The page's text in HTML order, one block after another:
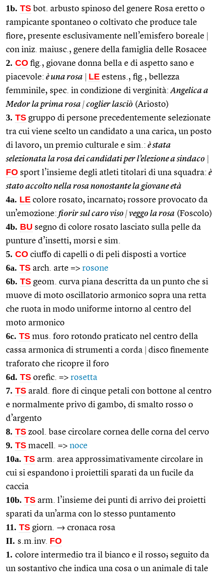
1b. TS bot. arbusto spinoso del genere Rosa eretto o
rampicante spontaneo o coltivato che produce tale
fiore, presente esclusivamente nell’emisfero boreale
con iniz. maiusc., genere della famiglia delle Rosacee
2. CO fig., giovane donna bella e di aspetto sano e
piacevole: è una rosa LE estens., fig., bellezza
femminile, spec. in condizione di verginità: Angelica a
Medor la prima rosa |coglier lasciò (Ariosto)
3. TS gruppo di persone precedentemente selezionate
tra cui viene scelto un candidato a una carica, un posto
di lavoro, un premio culturale e sim.: è stata
selezionata la rosa dei candidati per l’elezione a sindaco
FO sport l’insieme degli atleti titolari di una squadra: è
stato accolto nella rosa nonostante la giovane età
4a. LE colore rosato, incarnato; rossore provocato da
un’emozione: fiorir sul caro viso |veggo la rosa (Foscolo)
4b. BU segno di colore rosato lasciato sulla pelle da
punture d’insetti, morsi e sim.
5. CO ciuffo di capelli o di peli disposti a vortice
6a. TS arch. arte => rosone
6b. TS geom. curva piana descritta da un punto che si
muove di moto oscillatorio armonico sopra una retta
che ruota in modo uniforme intorno al centro del
moto armonico
6c. TS mus. foro rotondo praticato nel centro della
cassa armonica di strumenti a corda
disco finemente
traforato che ricopre il foro
6d. TS orefic. => rosetta
7. TS arald. fiore di cinque petali con bottone al centro
e normalmente privo di gambo, di smalto rosso o
d’argento
8. TS zool. base circolare cornea delle corna del cervo
9. TS macell. => noce
10a. TS arm. area approssimativamente circolare in
cui si espandono i proiettili sparati da un fucile da
caccia
10b. TS arm. l’insieme dei punti di arrivo dei proietti
sparati da un’arma con lo stesso puntamento
11. TS giorn. → cronaca rosa
II. s.m.inv. FO
1. colore intermedio tra il bianco e il rosso; seguito da
un sostantivo che indica una cosa o un animale di tale